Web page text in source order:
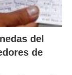
del
de